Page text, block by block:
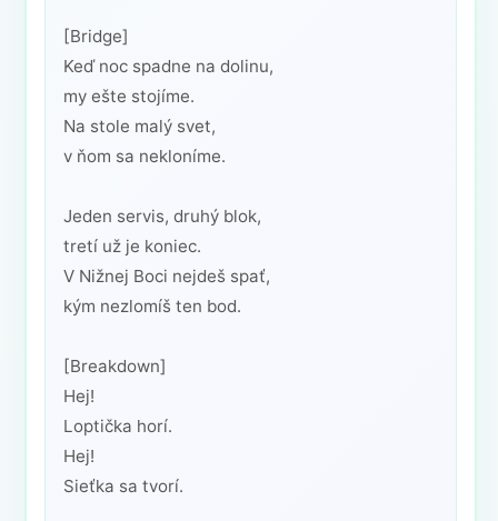
[Bridge]
Keď noc spadne na dolinu,
my ešte stojíme.
Na stole malý svet,
v ňom sa nekloníme.
Jeden servis, druhý blok,
tretí už je koniec.
V Nižnej Boci nejdeš spať,
kým nezlomíš ten bod.
[Breakdown]
Hej!
Loptička horí.
Hej!
Sieťka sa tvorí.